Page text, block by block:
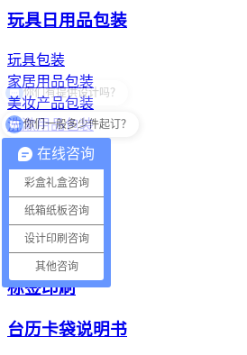
玩具日用品包装
玩具包装
家居用品包装
美妆产品包装
洗漱用品包装
纸浆模塑纸托
餐具纸托
电子产品纸托
电器包装纸托
标签印刷
台历卡袋说明书
在线咨询
彩盒礼盒咨询
纸箱纸板咨询
设计印刷咨询
其他咨询
你们一般多少件起订？